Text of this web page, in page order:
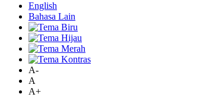
English
Bahasa Lain
A-
A
A+